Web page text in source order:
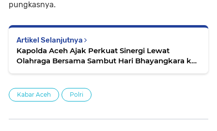
pungkasnya.
Artikel Selanjutnya
Kapolda Aceh Ajak Perkuat Sinergi Lewat
Olahraga Bersama Sambut Hari Bhayangkara ke-
Kabar Aceh Polri